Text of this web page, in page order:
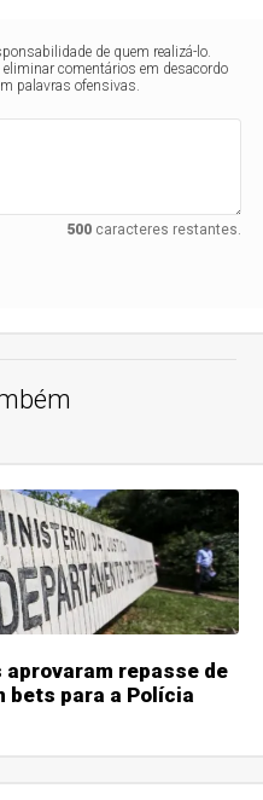
de quem realizá-lo.
comentários em desacordo
palavras ofensivas.
500caracteres restantes.
repasse de
bets para a Polícia